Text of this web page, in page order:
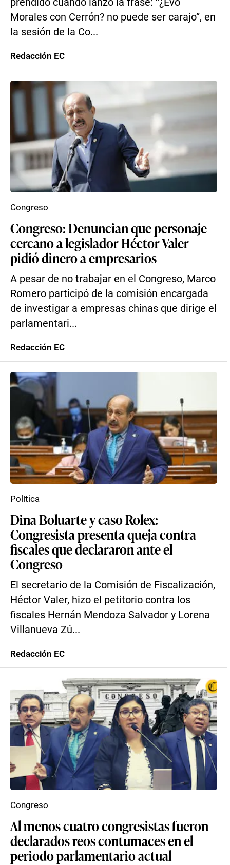
Morales con Cerrón? no puede ser carajo”, en
la sesión de la Co...
Redacción EC
Congreso: Denuncian que personaje
cercano a legislador Héctor Valer
pidió dinero a empresarios
A pesar de no trabajar en el Congreso, Marco
Romero participó de la comisión encargada
de investigar a empresas chinas que dirige el
parlamentari...
Congreso
Redacción EC
Dina Boluarte y caso Rolex:
Congresista presenta queja contra
fiscales que declararon ante el
Congreso
El secretario de la Comisión de Fiscalización,
Héctor Valer, hizo el petitorio contra los
fiscales Hernán Mendoza Salvador y Lorena
Villanueva Zú...
Política
Redacción EC
Al menos cuatro congresistas fueron
declarados reos contumaces en el
periodo parlamentario actual
Congreso